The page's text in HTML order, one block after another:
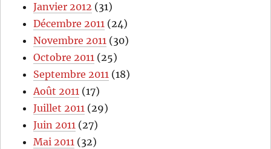
Janvier 2012 (31)
Décembre 2011 (24)
Novembre 2011 (30)
Octobre 2011 (25)
Septembre 2011 (18)
Août 2011 (17)
Juillet 2011 (29)
Juin 2011 (27)
Mai 2011 (32)